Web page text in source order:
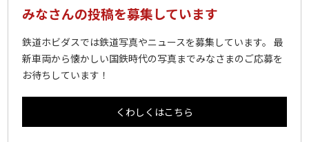
みなさんの投稿を募集しています
鉄道ホビダスでは鉄道写真やニュースを募集しています。 最
新車両から懐かしい国鉄時代の写真までみなさまのご応募を
お待ちしています！
くわしくはこちら